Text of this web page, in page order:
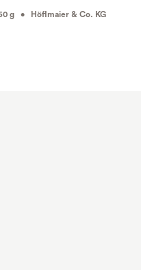
g • Höflmaier & Co. KG